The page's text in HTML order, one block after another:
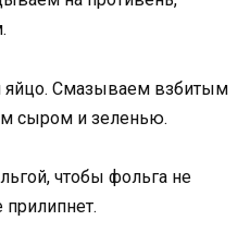
яйцо. Смазываем взбитым
сыром и зеленью.
чтобы фольга не
прилипнет.